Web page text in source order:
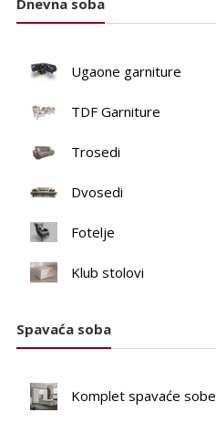
Dnevna soba
Ugaone garniture
TDF Garniture
Trosedi
Dvosedi
Fotelje
Klub stolovi
Spavaća soba
Komplet spavaće sobe